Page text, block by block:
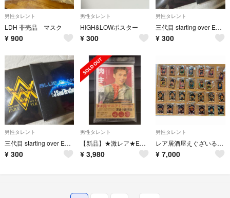
男性タレント
LDH 非売品 マスク
¥ 900
男性タレント
HlGH&LOWポスター
¥ 300
男性タレント
三代目 starting over EXILE TOUR AMAZIG
¥ 300
男性タレント
三代目 starting over EXILE TOUR AMAZIG
¥ 300
男性タレント
【新品】★激レア★EXILE SHOKICHI本人サイン入り 肉主義
¥ 3,980
男性タレント
レア居酒屋えぐざいる コンプリートセット
¥ 7,000